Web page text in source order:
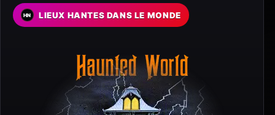
LIEUX HANTES DANS LE MONDE